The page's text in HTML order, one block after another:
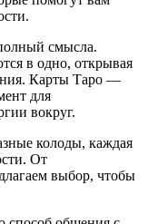
смысла.
в одно, открывая
Карты Таро —
для
вокруг.
колоды, каждая
От
выбор, чтобы